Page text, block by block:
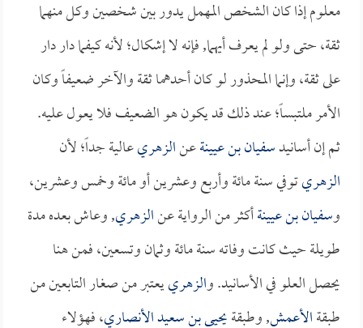
معلوم إذا كان الشخص المهمل يدور بين شخصين وكل منهما
ثقة، حتى ولو لم يعرف أيهما, فإنه لا إشكال؛ لأنه كيفما دار دار
على ثقة، وإنما المحذور لو كان أحدهما ثقة والآخر ضعيفاً وكان
الأمر ملتبساً؛ عند ذلك قد يكون هو الضعيف فلا يعول عليه.
ثم إن أسانيدسفيان بن عيينةعنالزهريعالية جداً؛ لأن
الزهريتوفي سنة مائة وأربع وعشرين أو مائة وخمس وعشرين،
وسفيان بن عيينةأكثر من الرواية عنالزهري, وعاش بعده مدة
طويلة حيث كانت وفاته سنة مائة وثمان وتسعين، فمن هنا
يحصل العلو في الأسانيد. والزهرييعتبر من صغار التابعين من
طبقةالأعمش, وطبقةيحيى بن سعيد الأنصاري، فهؤلاء